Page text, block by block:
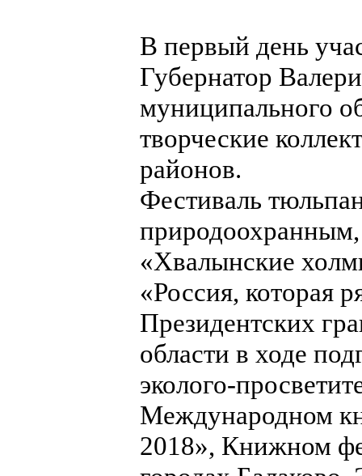
В первый день
Губернатор
муниципального
творческие
районов.
Фестиваль
природоохранным,
«Хвалынские
«Россия, которая
Президентских
области в ходе
эколого-
Международном
2018», Книжном